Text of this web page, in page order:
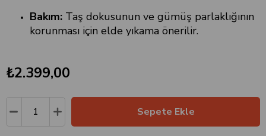
Bakım: Taş dokusunun ve gümüş parlaklığının
korunması için elde yıkama önerilir.
₺2.399,00